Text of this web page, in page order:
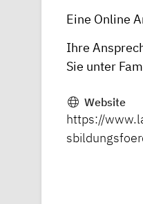
Eine Online
Ihre
Sie unter
Website
https://